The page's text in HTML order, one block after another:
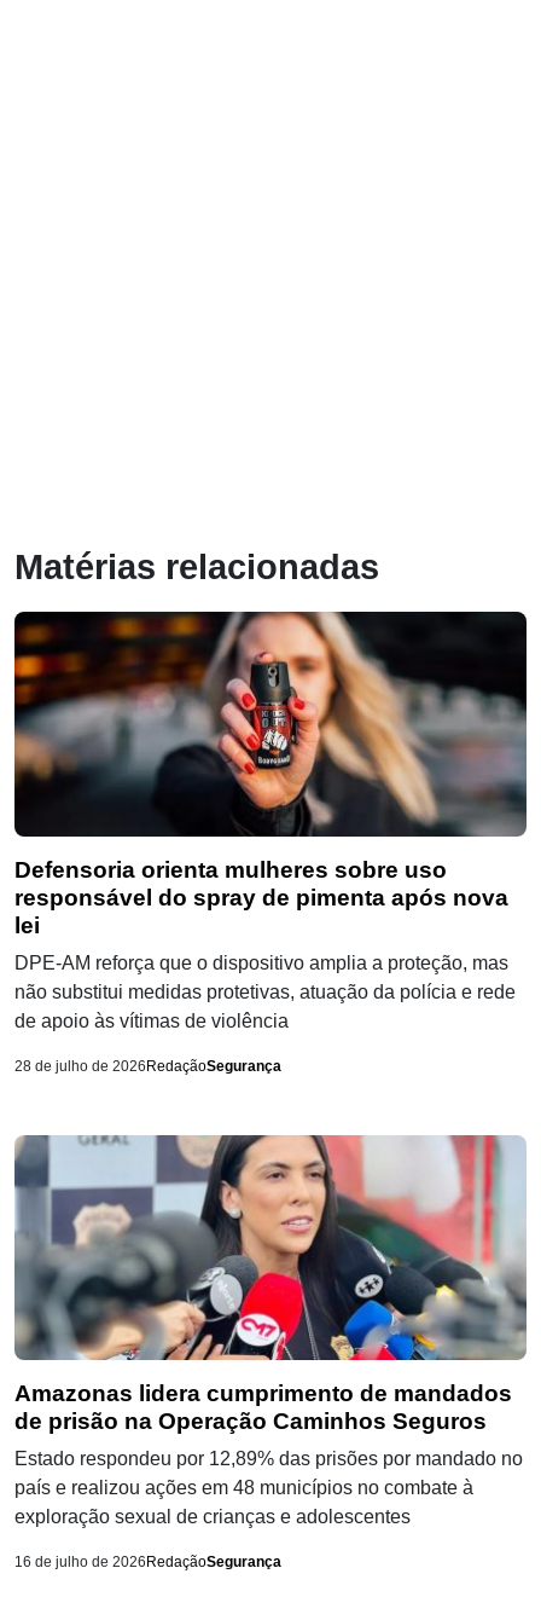
Matérias relacionadas
Defensoria orienta mulheres sobre uso
responsável do spray de pimenta após nova
lei
DPE-AM reforça que o dispositivo amplia a proteção, mas
não substitui medidas protetivas, atuação da polícia e rede
de apoio às vítimas de violência
28 de julho de 2026RedaçãoSegurança
Amazonas lidera cumprimento de mandados
de prisão na Operação Caminhos Seguros
Estado respondeu por 12,89% das prisões por mandado no
país e realizou ações em 48 municípios no combate à
exploração sexual de crianças e adolescentes
16 de julho de 2026RedaçãoSegurança